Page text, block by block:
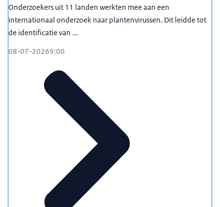
Onderzoekers uit 11 landen werkten mee aan een
internationaal onderzoek naar plantenvirussen. Dit leidde tot
de identificatie van ...
08-07-20269:00